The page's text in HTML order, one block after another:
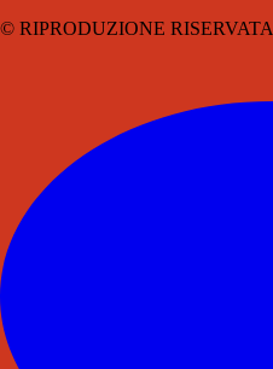
© RIPRODUZIONE RISERVATA